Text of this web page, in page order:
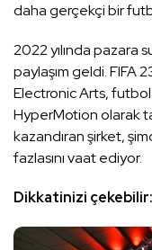
daha gerçekçi bir
2022 yılında pazara
paylaşım geldi. FIFA
Electronic Arts,
HyperMotion olarak
kazandıran şirket,
fazlasını vaat ediyor.
Dikkatinizi çekebilir: